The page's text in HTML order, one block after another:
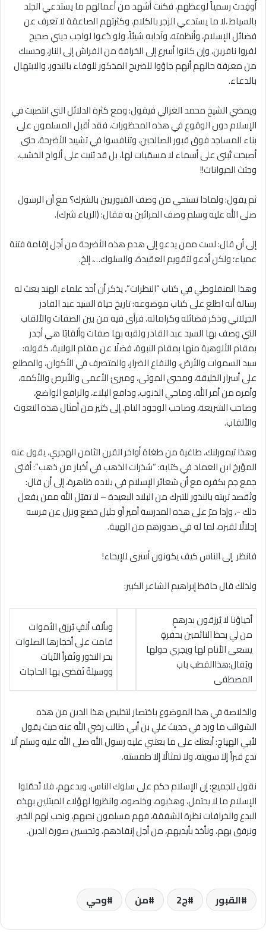
أُوفِدت رسمياً لوعظهم، فكنت أشهد من أعمالهم ما يستدعي الجلد
بالسياط ،لا ما يستدعي الزجر بالكلام، وكثرتهم الصاعقة لا تعرف عن
فضائل الإسلام، وأنظمته، وآدابه شيئاً، ولو دُعوا لواجب ديني صحيح
لفروا نافرين، وإن كانوا أسرع إلى الخرافة من الفراش إلى النار، وحسبك
من معرفة حالهم أنهم جاؤوا للضريح المذكور للوفاء بالندور، والابتهال
بالدعاء.
ويمضي الشيخ محمد الغزالي فيقول: ومع كثرة الدلائل التي انتصبت في
الإسلام دون الوقوع في هذه المحظورات، فقد أقبل المسلمون على
بناء المساجد فوق قبور الصالحين، وتنافسوا في تشييد الأضرحة، حتى
أصبحت تُبنى على أسماء لا مسمّيات لها، بل قد بُنيت على ألواح الخشب،
وجثث الحيوانات!!
ثم يقول: ولماذا نستحي من وصف القبوريين بالشرك؟ مع أن الرسول
صلى الله عليه وسلم وصف المرائين به فقال: (الرياء شرك).
إلى أن قال: لست ممن يدعو إلى هدم هذه الأضرحة من أجل إقامة فتنة
عمياء؛ ولكن أدعو لتقويم العقيدة، والسلوك…، إلخ.
وهذا المنفلوطي في كتاب “النظرات”، يذكر أن أحد علماء الهند بعث له
رسالة أنه اطلع على كتاب موضوعه: تاريخ حياة السيد عبد القادر
الجيلاني وذكر فضائله وكراماته، فرأى فيه من بين الصفات والألقاب
التي وصف بها السيد عبد القادر ولقبه بها صفات وألقابًا هي أجدر
بمقام الألوهية منها بمقام النبوة، فضلًا عن مقام الولاية، كقوله:
سيد السموات والأرض، والنفاع الضرار، والمتصرف في الأكوان، والمطلع
على أسرار الخليقة، ومحيي الموتى، ومبرئ الأعمى والأبرص والأكمه،
وأمره من أمر الله، وماحي الذنوب، ودافع البلاء، والرافع الواضع،
وصاحب الشريعة، وصاحب الوجود التام، إلى كثير من أمثال هذه النعوت
والألقاب.
وهذا تيمورلنك، طاغية من طغاة أواخر القرن الثامن الهجري، يقول عنه
المؤرخ ابن العماد في كتابه: “شذرات الذهب في أخبار من ذهب”: أفتى
جمع جم بكفره مع أن شعائر الإسلام في بلاده ظاهرة، إلى أن قال:
وتُقصد تربته بالنذور للتبرك من البلاد البعيدة – لا تقبّل الله ممن يفعل
ذلك -، وإذا مرّ على هذه المدرسة أمير أو جليل خضع ونزل عن فرسه
إجلالًا لقبره، لما له في صدورهم من الهيبة.
فانظر إلى الناس كيف يكونون أسرى للإيحاء!
ولذلك قال حافظ إبراهيم الشاعر الكبير:
أحياؤنا لا يُرزقون بدرهمٍ
من لي بحظ النائمين بحفرةٍ
يسعى الأنام لها ويجري حولها
ويُقال:هذاالقطب باب
المصطفى
وبألف ألفٍ يُرزق الأموات
قامت على أحجارها الصلوات
بحر النذور وتُقرأ الآيات
ووسيلةٌ تُقضى بها الحاجات
والخلاصة في هذا الموضوع باختصار لتخليص هذا الدين من هذه
الشوائب ما ورد في حديث علي بن أبي طالب رضي الله عنه حيث يقول
لأبي الهياج: أبعثك على ما بعثني عليه رسول الله صلى الله عليه وسلم ألا
تدع قبراً إلا سويته، ولا تمثالًا إلا طمسته.
نقول للجميع: إن الإسلام حكم على سلوك الناس، وبدعهم، فلا تُحمّلوا
الإسلام ما لا يحتمل، وهذبوه، وخلصوه، وانظروا لهؤلاء المبتلين بهذه
البدع والخرافات نظرة الشفقة، فهم مسلمون نحبهم، ونحب لهم الخير،
ونرفق بهم، ونأخذ بأيديهم، من أجل إنقاذهم، وتحسين صورة الدين.
القبور ج2 من وحي